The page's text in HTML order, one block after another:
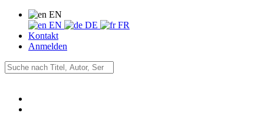
EN
EN
DE
FR
Kontakt
Anmelden